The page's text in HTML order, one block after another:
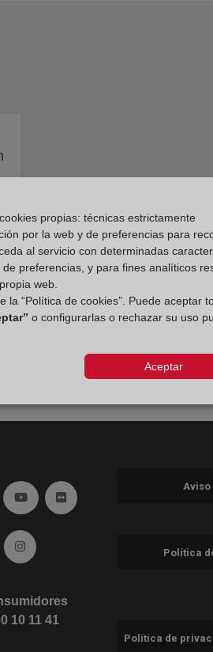
(abre en ventana nueva)
twitter (abre en ventana nueva)
Ir a YouTube (abre en ventana nueva)
Ir a Flickr (abre en ventana
(abre en ventana nueva)
Blog (abre en ventana nueva)
Ir a Instagram (abre en ventana
10 11 41
Aviso
Política
Política de
propias: técnicas estrictamente
por la web y de preferencias para
al servicio con determinadas
preferencias, y para fines analíticos
web.
la “Política de cookies”. Puede aceptar
o configurarlas o rechazar su uso
Aceptar